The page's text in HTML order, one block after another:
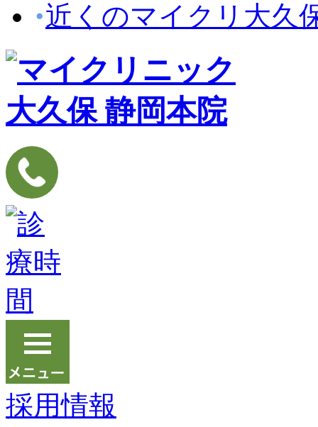
近くのマイクリ大久
採用情報